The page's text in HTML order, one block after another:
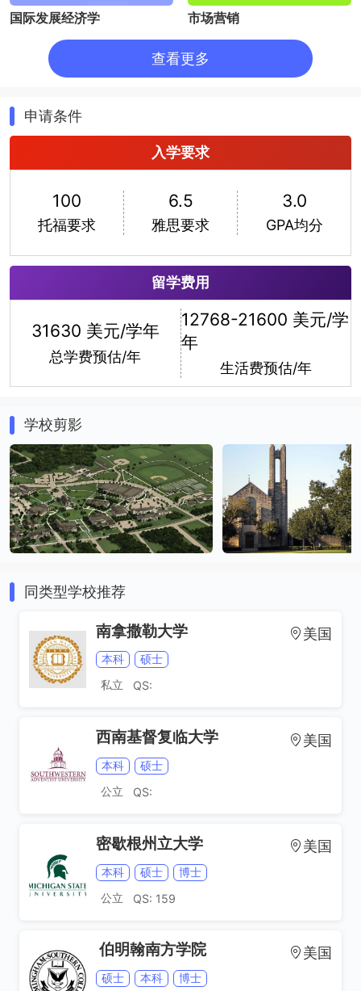
国际发展经济学 市场营销
人力资源管理 社会学
环境工程
生物学 化学
查看更多
申请条件
入学要求
100
托福要求
6.5
雅思要求
3.0
GPA均分
留学费用
31630 美元/学年
总学费预估/年
12768-21600 美元/学
年
生活费预估/年
学校剪影
同类型学校推荐
南拿撒勒大学 美国
本科
硕士
私立
QS:
西南基督复临大学 美国
本科
硕士
公立
QS:
密歇根州立大学 美国
本科 硕士
博士
公立
QS: 159
伯明翰南方学院 美国
硕士 本科 博士